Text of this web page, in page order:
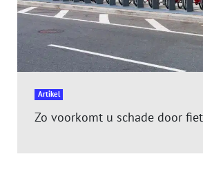
Artikel
Zo voorkomt u schade door